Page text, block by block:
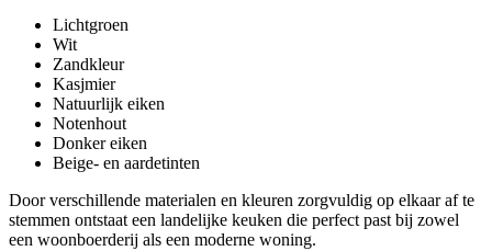
Lichtgroen
Wit
Zandkleur
Kasjmier
Natuurlijk eiken
Notenhout
Donker eiken
Beige- en aardetinten
Door verschillende materialen en kleuren zorgvuldig op elkaar af te
stemmen ontstaat een landelijke keuken die perfect past bij zowel
een woonboerderij als een moderne woning.